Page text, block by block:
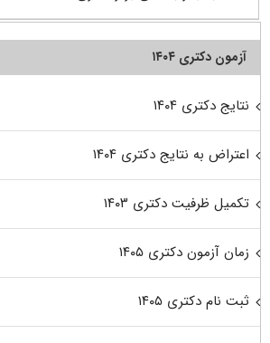
آزمون دکتری ۱۴۰۴
نتایج دکتری ۱۴۰۴
اعتراض به نتایج دکتری ۱۴۰۴
تکمیل ظرفیت دکتری ۱۴۰۳
زمان آزمون دکتری ۱۴۰۵
ثبت نام دکتری ۱۴۰۵